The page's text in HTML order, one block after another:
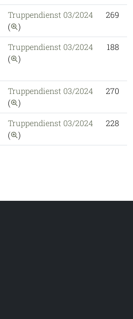
Truppendienst 03/2024
(
auf diese Publikation
)
269
Truppendienst 03/2024
(
auf diese Publikation
)
188
Truppendienst 03/2024
(
auf diese Publikation
)
270
Truppendienst 03/2024
(
auf diese Publikation
)
228